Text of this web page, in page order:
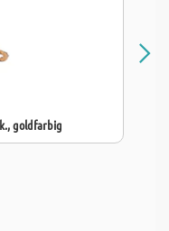
goldfarbig